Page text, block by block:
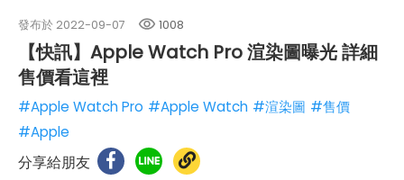
發布於 2022-09-07 1008
【快訊】Apple Watch Pro 渲染圖曝光 詳細
售價看這裡
#Apple Watch Pro #Apple Watch #渲染圖 #售價
#Apple
分享給朋友